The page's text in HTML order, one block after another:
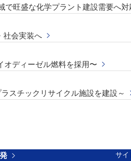
旺盛な化学プラント建設需要へ対
社会実装へ
ディーゼル燃料を採⽤〜
スチックリサイクル施設を建設～
サイ